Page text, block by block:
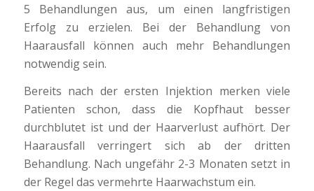
5 Behandlungen aus, um einen langfristigen
Erfolg zu erzielen. Bei der Behandlung von
Haarausfall können auch mehr Behandlungen
notwendig sein.
Bereits nach der ersten Injektion merken viele
Patienten schon, dass die Kopfhaut besser
durchblutet ist und der Haarverlust aufhört. Der
Haarausfall verringert sich ab der dritten
Behandlung. Nach ungefähr 2-3 Monaten setzt in
der Regel das vermehrte Haarwachstum ein.